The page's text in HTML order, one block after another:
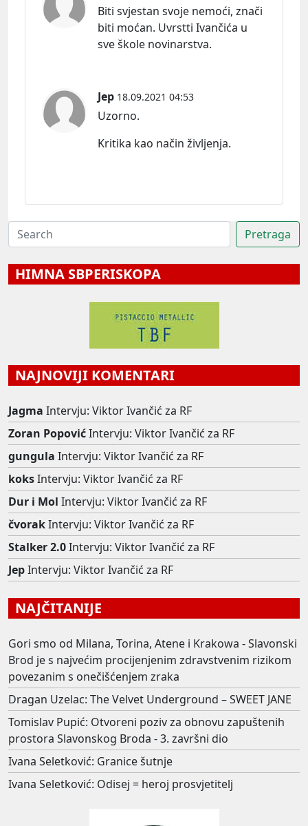
Biti svjestan svoje nemoći, znači
biti moćan. Uvrstti Ivančića u
sve škole novinarstva.
Jep 18.09.2021 04:53
Uzorno.
Kritika kao način življenja.
HIMNA SBPERISKOPA
NAJNOVIJI KOMENTARI
Jagma Intervju: Viktor Ivančić za RF
Zoran PopovićIntervju: Viktor Ivančić za RF
gungula Intervju: Viktor Ivančić za RF
koksIntervju: Viktor Ivančić za RF
Dur i Mol Intervju: Viktor Ivančić za RF
čvorakIntervju: Viktor Ivančić za RF
Stalker 2.0Intervju: Viktor Ivančić za RF
JepIntervju: Viktor Ivančić za RF
NAJČITANIJE
Gori smo od Milana, Torina, Atene i Krakowa - Slavonski
Brod je s najvećim procijenjenim zdravstvenim rizikom
povezanim s onečišćenjem zraka
Dragan Uzelac: The Velvet Underground – SWEET JANE
Tomislav Pupić: Otvoreni poziv za obnovu zapuštenih
prostora Slavonskog Broda - 3. završni dio
Ivana Seletković: Granice šutnje
Ivana Seletković: Odisej = heroj prosvjetitelj